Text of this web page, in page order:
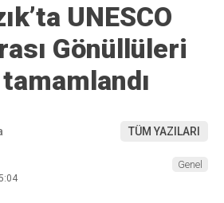
UNESCO
Gönüllüleri
TÜM YAZILARI
Genel